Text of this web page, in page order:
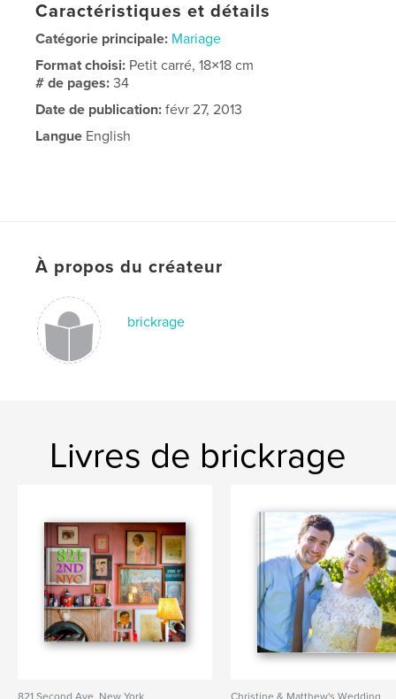
Caractéristiques et détails
Catégorie principale: Mariage
Format choisi: Petit carré, 18×18 cm
# de pages:34
Date de publication: févr 27, 2013
Langue English
À propos du créateur
brickrage
Livres de brickrage
821 Second Ave, New York Christine & Matthew's Wedding